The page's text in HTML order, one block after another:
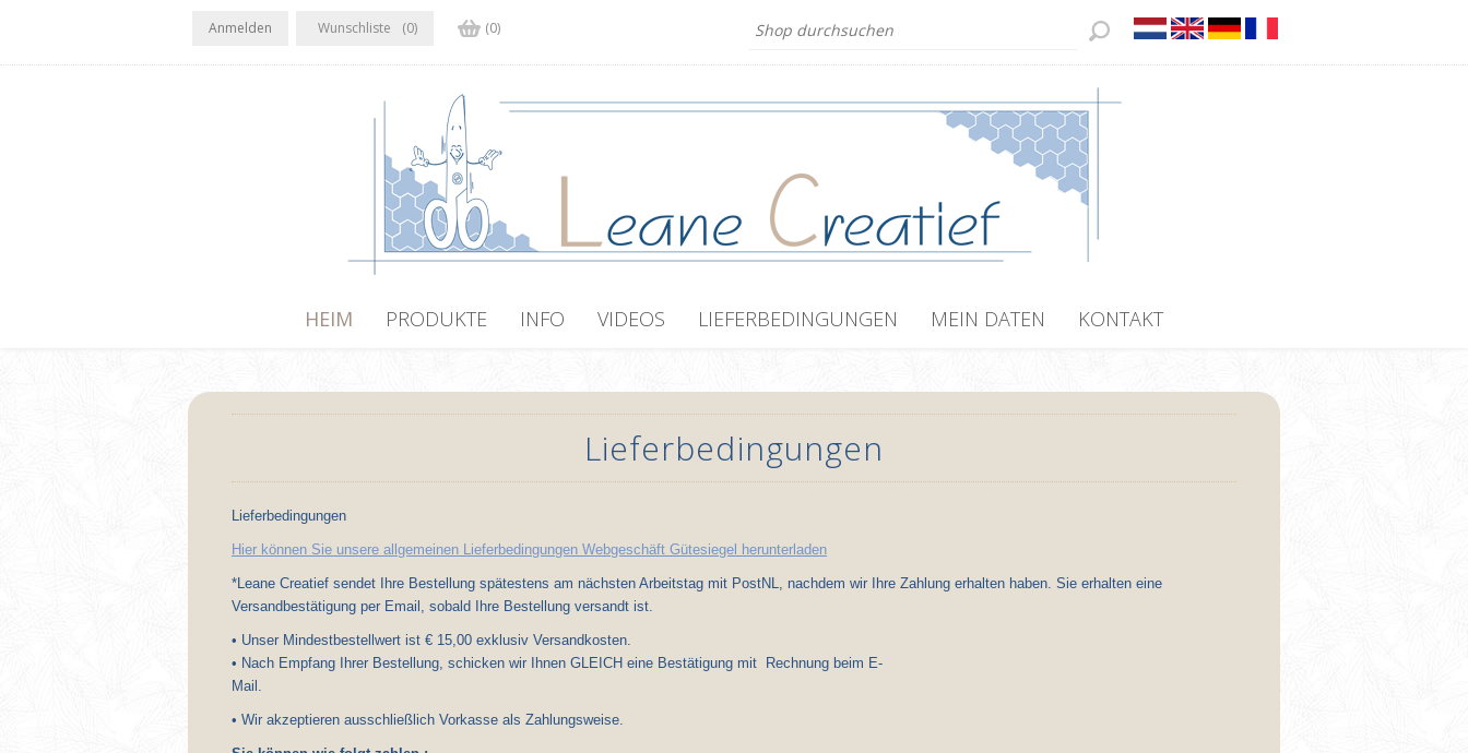
Anmelden Wunschliste (0) (0)
HEIM PRODUKTE INFO VIDEOS LIEFERBEDINGUNGEN MEIN DATEN KONTAKT
Lieferbedingungen
Lieferbedingungen
Hier können Sie unsere allgemeinen Lieferbedingungen Webgeschäft Gütesiegel herunterladen
*Leane Creatief sendet Ihre Bestellung spätestens am nächsten Arbeitstag mit PostNL, nachdem wir Ihre Zahlung erhalten haben. Sie erhalten eine
Versandbestätigung per Email, sobald Ihre Bestellung versandt ist.
• Unser Mindestbestellwert ist € 15,00 exklusiv Versandkosten.
• Nach Empfang Ihrer Bestellung, schicken wir Ihnen GLEICH eine Bestätigung mit Rechnung beim E-
Mail.
• Wir akzeptieren ausschließlich Vorkasse als Zahlungsweise.